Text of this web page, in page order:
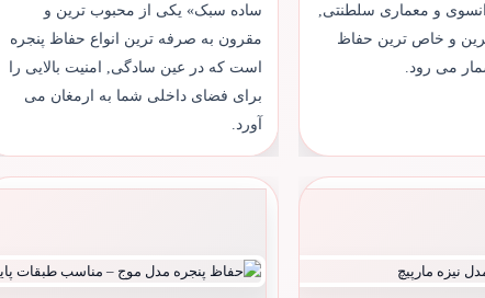
و معماری سلطنتی,
و خاص ترین حفاظ
می رود.
ساده سبک» یکی از محبوب ترین و
مقرون به صرفه ترین انواع حفاظ پنجره
است که در عین سادگی, امنیت بالایی را
برای فضای داخلی شما به ارمغان می
آورد.